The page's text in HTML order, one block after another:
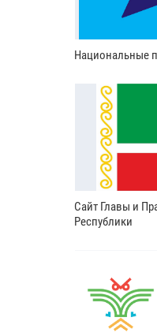
Национальные
Сайт Главы и
Республики